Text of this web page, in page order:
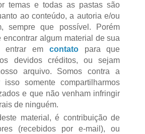
temas e todas as pastas são
ao conteúdo, a autoria e/ou
sempre que possível. Porém
encontrar algum material de sua
entrar em contato
para que
devidos créditos, ou sejam
arquivo. Somos contra a
somente compartilharmos
e que não venham infringir
de ninguém.
material, é contribuição de
(recebidos por e-mail), ou